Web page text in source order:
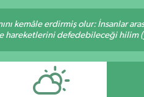
kemâle erdirmiş olur: İnsanlar
hareketlerini defedebileceği hilim